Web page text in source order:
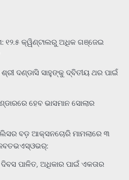
୧୨.୫ କ୍ୱିଣ୍ଟାଲରୁ ଅଧିକ ଗଞ୍ଜେଇ
ଦଣ୍ଡାସି ସାହୁଙ୍କୁ ଦ୍ବିତୀୟ ଥର ପାଇଁ
ହେବ ଭାସମାନ ସୋଲାର
ବଡ଼ ଆକ୍ସନଚୋରି ମାମଲାରେ ୩
ପାଳିତ, ଅଧିକାର ପାଇଁ ଏକତାର